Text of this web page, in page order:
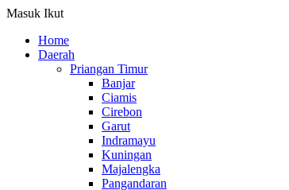
Masuk Ikut
Home
Daerah
Priangan Timur
Banjar
Ciamis
Cirebon
Garut
Indramayu
Kuningan
Majalengka
Pangandaran